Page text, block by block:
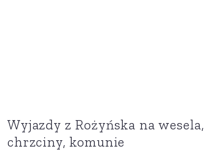
Wyjazdy z Rożyńska na wesela,
chrzciny, komunie